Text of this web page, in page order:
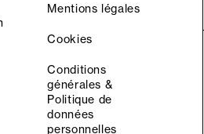
Mentions légales
Cookies
Conditions
générales &
Politique de
données
personnelles